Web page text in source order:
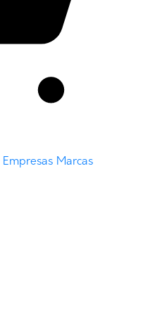
Empresas Marcas